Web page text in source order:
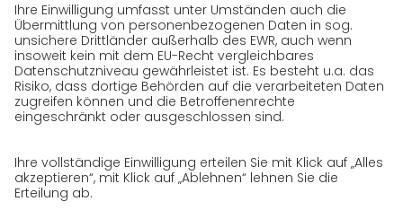
Karriere
GO! als Arbeitgeber
Arbeitsbereiche
Jobs & Karriere
Initiativbewerbung bei GO!
Datenschutz
Datenschutzerklärung für Website
Datenschutzerklärung für GeschäftspartnerInnen